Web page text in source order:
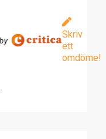
Skriv
ett
omdöme!